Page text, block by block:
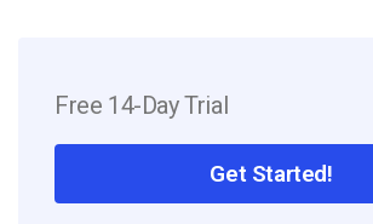
Free 14-Day Trial
Get Started!